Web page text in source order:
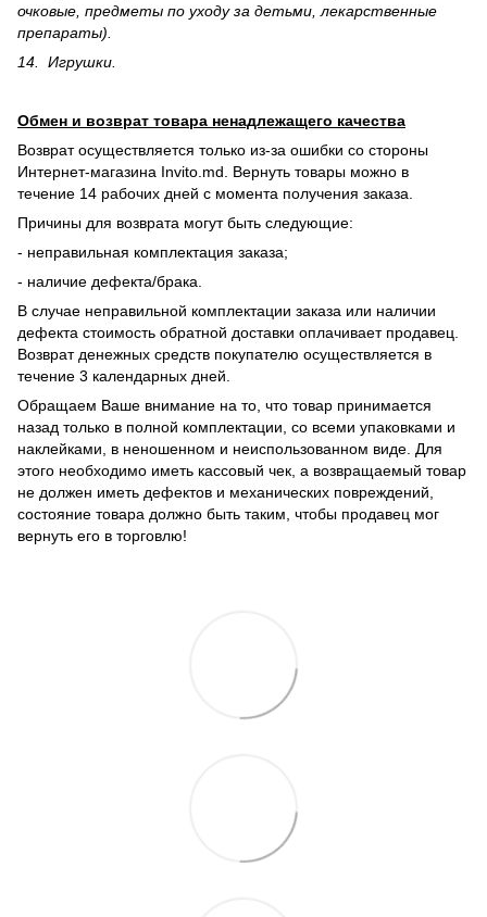
очковые, предметы по уходу за детьми, лекарственные
препараты).
14. Игрушки.
Обмен и возврат товара ненадлежащего качества
Возврат осуществляется только из-за ошибки со стороны
Интернет-магазина Invito.md. Вернуть товары можно в
течение 14 рабочих дней с момента получения заказа.
Причины для возврата могут быть следующие:
- неправильная комплектация заказа;
- наличие дефекта/брака.
В случае неправильной комплектации заказа или наличии
дефекта стоимость обратной доставки оплачивает продавец.
Возврат денежных средств покупателю осуществляется в
течение 3 календарных дней.
Обращаем Ваше внимание на то, что товар принимается
назад только в полной комплектации, со всеми упаковками и
наклейками, в неношенном и неиспользованном виде. Для
этого необходимо иметь кассовый чек, а возвращаемый товар
не должен иметь дефектов и механических повреждений,
состояние товара должно быть таким, чтобы продавец мог
вернуть его в торговлю!